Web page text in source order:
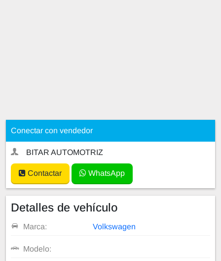
Conectar con vendedor
BITAR AUTOMOTRIZ
Contactar WhatsApp
Detalles de vehículo
Marca: Volkswagen
Modelo: